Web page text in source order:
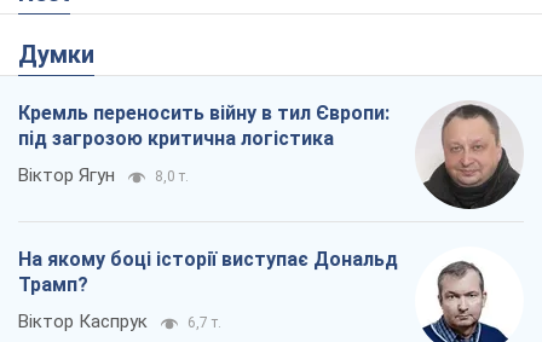
Думки
Кремль переносить війну в тил Європи:
під загрозою критична логістика
Віктор Ягун 8,0 т.
На якому боці історії виступає Дональд
Трамп?
Віктор Каспрук 6,7 т.